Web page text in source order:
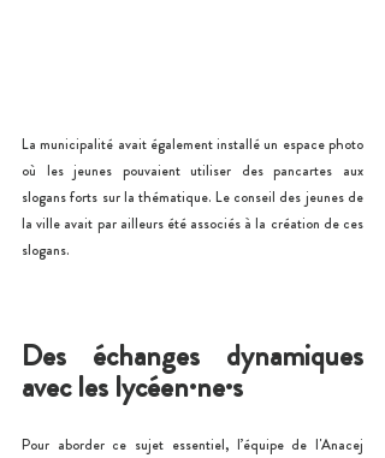
La municipalité avait également installé un espace photo
où les jeunes pouvaient utiliser des pancartes aux
slogans forts sur la thématique. Le conseil des jeunes de
la ville avait par ailleurs été associés à la création de ces
slogans.
Des échanges dynamiques
avec les lycéen·ne·s
Pour aborder ce sujet essentiel, l’équipe de l'Anacej